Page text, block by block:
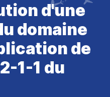
d'une
domaine
de
1-1 du